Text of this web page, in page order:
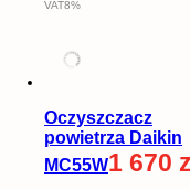
VAT8%
Oczyszczacz
powietrza Daikin
MC55W1 670